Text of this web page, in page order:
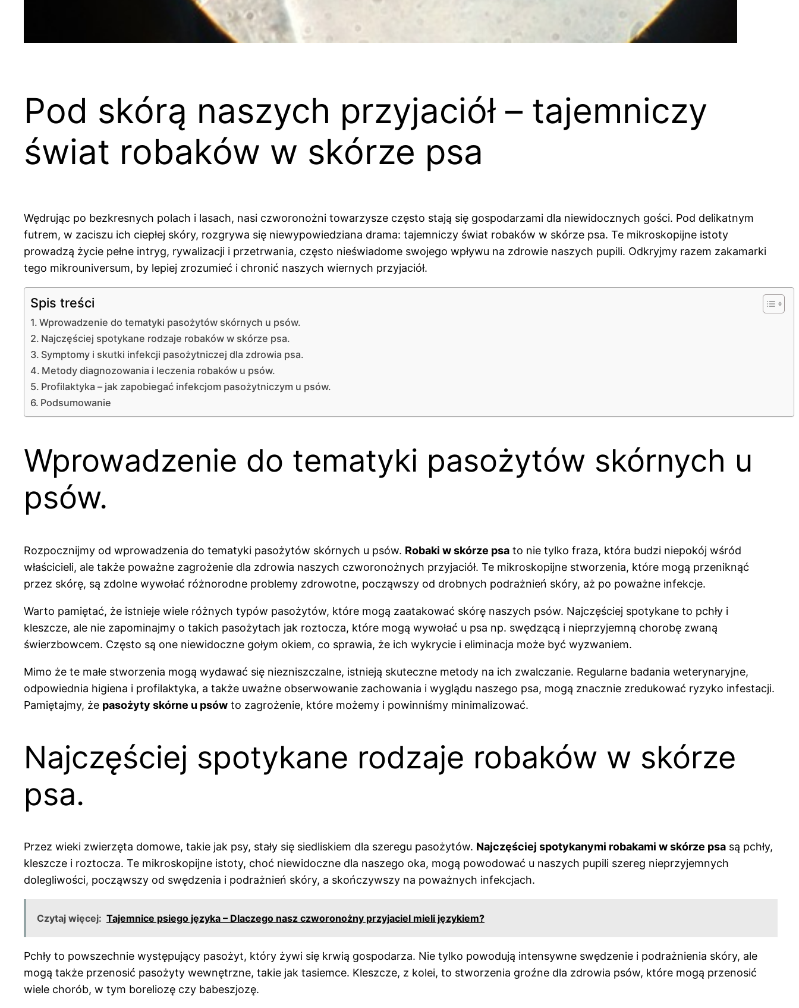
Pod skórą naszych przyjaciół – tajemniczy
świat robaków w skórze psa
Wędrując po bezkresnych polach i lasach, nasi czworonożni towarzysze często stają się gospodarzami dla niewidocznych gości. Pod delikatnym
futrem, w zaciszu ich ciepłej skóry, rozgrywa się niewypowiedziana drama: tajemniczy świat robaków w skórze psa. Te mikroskopijne istoty
prowadzą życie pełne intryg, rywalizacji i przetrwania, często nieświadome swojego wpływu na zdrowie naszych pupili. Odkryjmy razem zakamarki
tego mikrouniversum, by lepiej zrozumieć i chronić naszych wiernych przyjaciół.
Spis treści
Wprowadzenie do tematyki pasożytów skórnych u psów.
Najczęściej spotykane rodzaje robaków w skórze psa.
Symptomy i skutki infekcji pasożytniczej dla zdrowia psa.
Metody diagnozowania i leczenia robaków u psów.
Profilaktyka – jak zapobiegać infekcjom pasożytniczym u psów.
Podsumowanie
Wprowadzenie do tematyki pasożytów skórnych u
psów.
Rozpocznijmy od wprowadzenia do tematyki pasożytów skórnych u psów. Robaki w skórze psa to nie tylko fraza, która budzi niepokój wśród
właścicieli, ale także poważne zagrożenie dla zdrowia naszych czworonożnych przyjaciół. Te mikroskopijne stworzenia, które mogą przeniknąć
przez skórę, są zdolne wywołać różnorodne problemy zdrowotne, począwszy od drobnych podrażnień skóry, aż po poważne infekcje.
Warto pamiętać, że istnieje wiele różnych typów pasożytów, które mogą zaatakować skórę naszych psów. Najczęściej spotykane to pchły i
kleszcze, ale nie zapominajmy o takich pasożytach jak roztocza, które mogą wywołać u psa np. swędzącą i nieprzyjemną chorobę zwaną
świerzbowcem. Często są one niewidoczne gołym okiem, co sprawia, że ich wykrycie i eliminacja może być wyzwaniem.
Mimo że te małe stworzenia mogą wydawać się niezniszczalne, istnieją skuteczne metody na ich zwalczanie. Regularne badania weterynaryjne,
odpowiednia higiena i profilaktyka, a także uważne obserwowanie zachowania i wyglądu naszego psa, mogą znacznie zredukować ryzyko infestacji.
Pamiętajmy, że pasożyty skórne u psów to zagrożenie, które możemy i powinniśmy minimalizować.
Najczęściej spotykane rodzaje robaków w skórze
psa.
Przez wieki zwierzęta domowe, takie jak psy, stały się siedliskiem dla szeregu pasożytów. Najczęściej spotykanymi robakami w skórze psa są pchły,
kleszcze i roztocza. Te mikroskopijne istoty, choć niewidoczne dla naszego oka, mogą powodować u naszych pupili szereg nieprzyjemnych
dolegliwości, począwszy od swędzenia i podrażnień skóry, a skończywszy na poważnych infekcjach.
Czytaj więcej: Tajemnice psiego języka – Dlaczego nasz czworonożny przyjaciel mieli językiem?
Pchły to powszechnie występujący pasożyt, który żywi się krwią gospodarza. Nie tylko powodują intensywne swędzenie i podrażnienia skóry, ale
mogą także przenosić pasożyty wewnętrzne, takie jak tasiemce. Kleszcze, z kolei, to stworzenia groźne dla zdrowia psów, które mogą przenosić
wiele chorób, w tym boreliozę czy babeszjozę.